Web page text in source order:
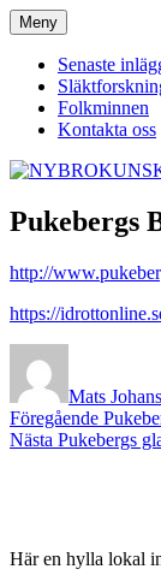
Hoppa
till
innehåll
Meny
Senaste
Folkminnen
Kontakta oss
Pukebergs
http://
https://
Mats
Föregående
inlägg:
Nästa Nästa
Pukebergs
Här en hylla lokal